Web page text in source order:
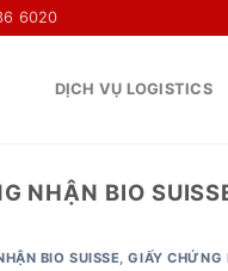
6020
DỊCH VỤ LOGISTICS
NHẬN BIO
BIO SUISSE,GIẤY CHỨNG